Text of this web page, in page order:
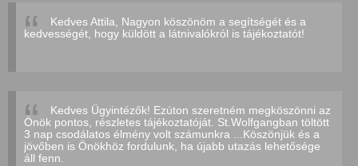
Kedves Attila, Nagyon köszönöm a segítségét és a
kedvességét, hogy küldött a látnivalókról is tájékoztatót!
Kedves Ügyintézők! Ezúton szeretném megköszönni az
Önök pontos, részletes tájékoztatóját. St.Wolfgangban töltött
3 nap csodálatos élmény volt számunkra ...Köszönjük és a
jövőben is Önökhöz fordulunk, ha újabb utazás lehetősége
áll fenn.